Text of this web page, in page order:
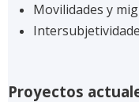
Movilidades y
Proyectos